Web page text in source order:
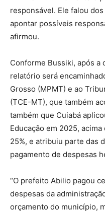
responsável. Ele falou
apontar possíveis
afirmou.
Conforme Bussiki, após a
relatório será
Grosso (MPMT) e ao
(TCE-MT), que também
também que Cuiabá
Educação em 2025,
25%, e atribuiu parte das
pagamento de despesas
“O prefeito Abilio pagou
despesas da
orçamento do município,